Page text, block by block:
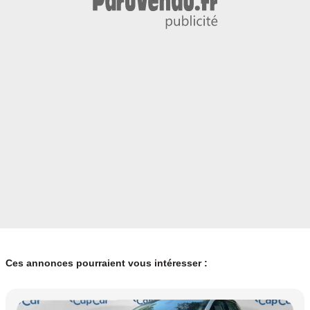
Ces annonces pourraient vous intéresser :